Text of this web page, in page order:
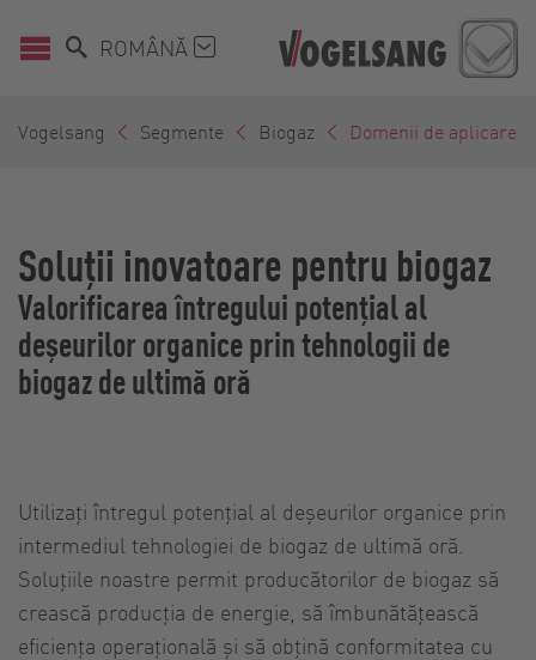
ROMÂNĂ
Vogelsang Segmente Biogaz Domenii de aplicare
Soluții inovatoare pentru biogaz
Valorificarea întregului potențial al
deșeurilor organice prin tehnologii de
biogaz de ultimă oră
Utilizați întregul potențial al deșeurilor organice prin
intermediul tehnologiei de biogaz de ultimă oră.
Soluțiile noastre permit producătorilor de biogaz să
crească producția de energie, să îmbunătățească
eficiența operațională și să obțină conformitatea cu